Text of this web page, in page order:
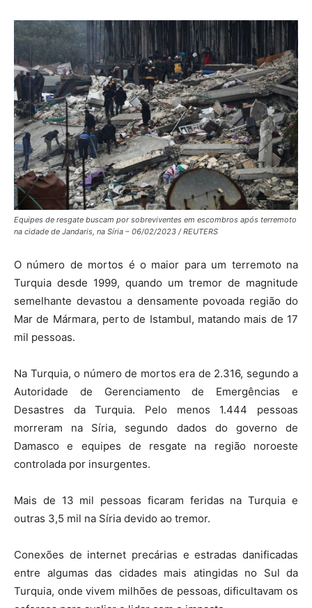
Equipes de resgate buscam por sobreviventes em escombros após terremoto
na cidade de Jandaris, na Síria – 06/02/2023 / REUTERS
O número de mortos é o maior para um terremoto na
Turquia desde 1999, quando um tremor de magnitude
semelhante devastou a densamente povoada região do
Mar de Mármara, perto de Istambul, matando mais de 17
mil pessoas.
Na Turquia, o número de mortos era de 2.316, segundo a
Autoridade de Gerenciamento de Emergências e
Desastres da Turquia. Pelo menos 1.444 pessoas
morreram na Síria, segundo dados do governo de
Damasco e equipes de resgate na região noroeste
controlada por insurgentes.
Mais de 13 mil pessoas ficaram feridas na Turquia e
outras 3,5 mil na Síria devido ao tremor.
Conexões de internet precárias e estradas danificadas
entre algumas das cidades mais atingidas no Sul da
Turquia, onde vivem milhões de pessoas, dificultavam os